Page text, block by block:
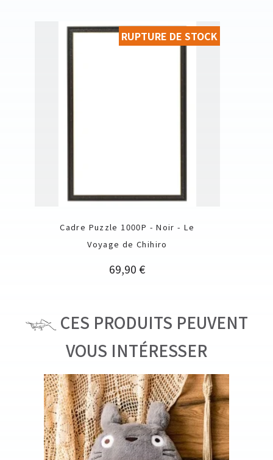
Cadre Puzzle 1000P - Noir - Le
Voyage de Chihiro
Prix
69,90 €
RUPTURE DE STOCK
CES PRODUITS PEUVENT
VOUS INTÉRESSER